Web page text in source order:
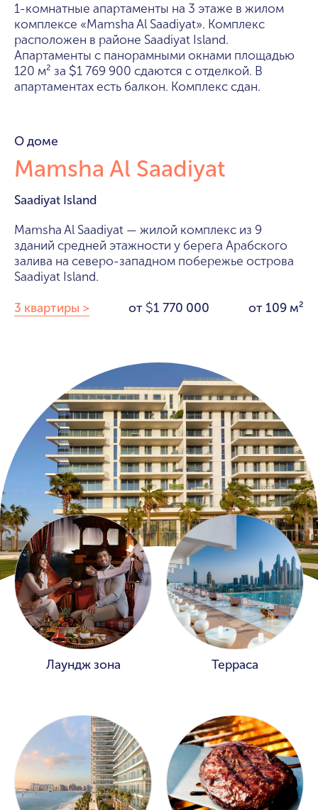
1-комнатные апартаменты на 3 этаже в жилом
комплексе «Mamsha Al Saadiyat». Комплекс
расположен в районе Saadiyat Island.
Апартаменты с панорамными окнами площадью
120 м² за $1 769 900 сдаются с отделкой. В
апартаментах есть балкон. Комплекс сдан.
О доме
Mamsha Al Saadiyat
Saadiyat Island
Mamsha Al Saadiyat — жилой комплекс из 9
зданий средней этажности у берега Арабского
залива на северо-западном побережье острова
Saadiyat Island.
3 квартиры > от $1 770 000 от 109 м²
Лаундж зона Терраса